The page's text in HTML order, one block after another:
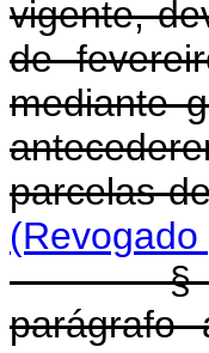
vigente,
de
mediante
parcelas
§ 3º As
parágrafo